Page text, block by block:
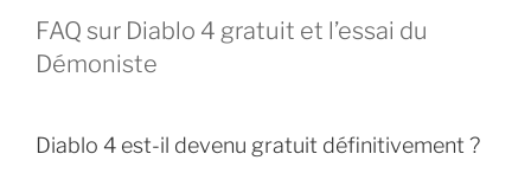
FAQ sur Diablo 4 gratuit et l’essai du
Démoniste
Diablo 4 est-il devenu gratuit définitivement ?